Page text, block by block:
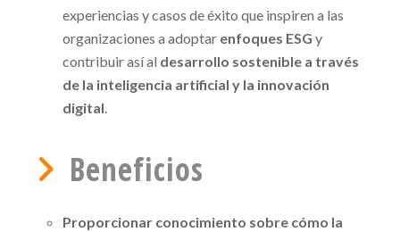
experiencias y casos de éxito que inspiren a las
organizaciones a adoptar enfoques ESG y
contribuir así al desarrollo sostenible a través
de la inteligencia artificial y la innovación
digital.
Beneficios
Proporcionar conocimiento sobre cómo la